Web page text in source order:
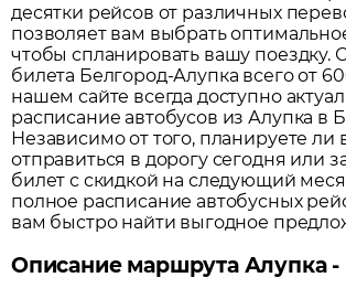
десятки рейсов от различных
позволяет вам выбрать
чтобы спланировать вашу поездку.
билета Белгород-Алупка всего от
нашем сайте всегда доступно
расписание автобусов изАлупка в
Независимо от того, планируете ли
отправиться в дорогу сегодня или
билет с скидкой на следующий
полное расписание автобусных
вам быстро найти выгодное
Описание маршрута Алупка -